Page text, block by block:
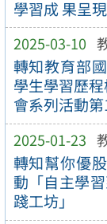
學習成 果呈
2025-03-10
轉知教育部
學生學習歷
會系列活動
2025-01-23
轉知幫你優
動「自主學
踐工坊」